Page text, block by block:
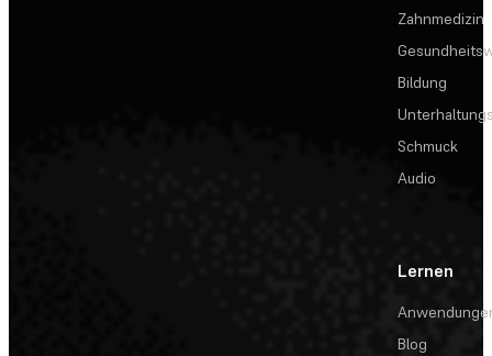
Zahnmedizin
Bildung
Schmuck
Audio
Lernen
Blog